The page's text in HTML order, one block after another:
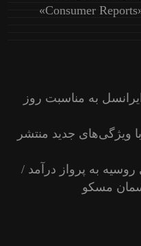
رتبه‌بندی جدید «Consumer Reports»
به مناسبت روز
ویژگی‌های جدید منتشر
به پرواز درآمد /
مسکو